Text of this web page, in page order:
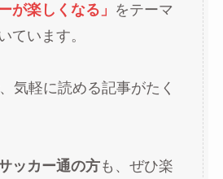
が楽しくなる」 をテーマ
ています。
気軽に読める記事がたく
ッカー通の方も、ぜひ楽